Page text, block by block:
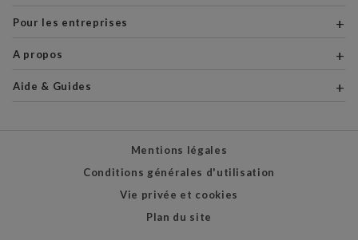
Pour les entreprises
A propos
Aide & Guides
Mentions légales
Conditions générales d'utilisation
Vie privée et cookies
Plan du site